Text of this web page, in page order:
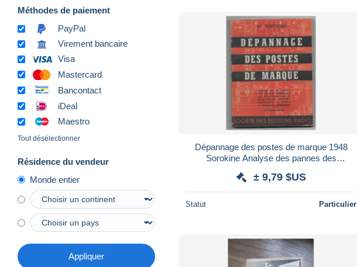
Méthodes de paiement
PayPal
Virement bancaire
Visa
Mastercard
Bancontact
iDeal
Maestro
Tout désélectionner
Résidence du vendeur
Monde entier
Appliquer
Dépannage des postes de marque 1948
Sorokine Analyse des pannes des
éditions radio
± 9,79 $US
Statut Particulier